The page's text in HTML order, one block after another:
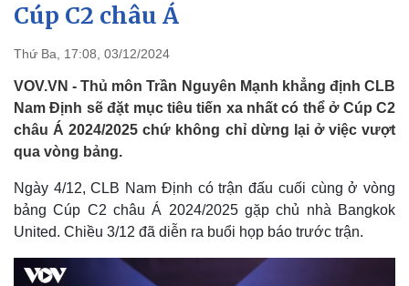
Quốc hội
Nhận diện sự thật
Cúp C2 châu Á
Thứ Ba, 17:08, 03/12/2024
VOV.VN - Thủ môn Trần Nguyên Mạnh khẳng định CLB
Nam Định sẽ đặt mục tiêu tiến xa nhất có thể ở Cúp C2
châu Á 2024/2025 chứ không chỉ dừng lại ở việc vượt
qua vòng bảng.
Ngày 4/12, CLB Nam Định có trận đấu cuối cùng ở vòng
bảng Cúp C2 châu Á 2024/2025 gặp chủ nhà Bangkok
United. Chiều 3/12 đã diễn ra buổi họp báo trước trận.